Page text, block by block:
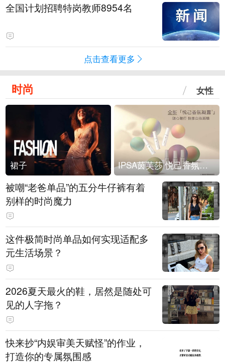
全国计划招聘特岗教师8954名
点击查看更多
时尚 女性
裙子 IPSA茵芙莎 悦己香氛凝露上市
被嘲“老爸单品”的五分牛仔裤有着
别样的时尚魔力
这件极简时尚单品如何实现适配多
元生活场景？
2026夏天最火的鞋，居然是随处可
见的人字拖？
快来抄“内娱审美天赋怪”的作业，
打造你的专属氛围感